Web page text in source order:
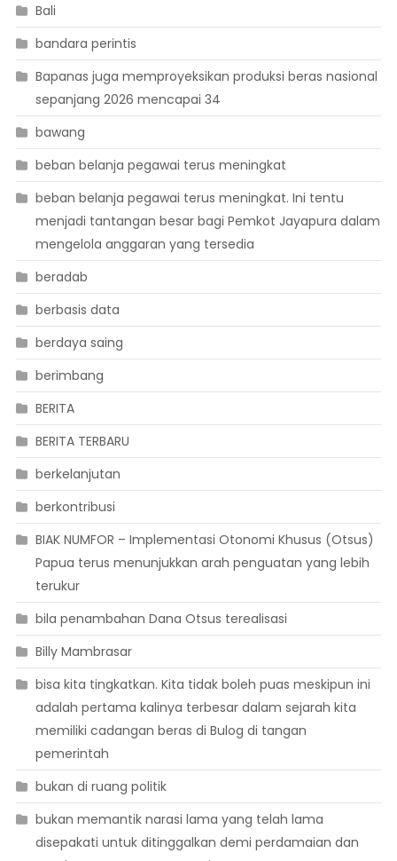
Bali
bandara perintis
Bapanas juga memproyeksikan produksi beras nasional
sepanjang 2026 mencapai 34
bawang
beban belanja pegawai terus meningkat
beban belanja pegawai terus meningkat. Ini tentu
menjadi tantangan besar bagi Pemkot Jayapura dalam
mengelola anggaran yang tersedia
beradab
berbasis data
berdaya saing
berimbang
BERITA
BERITA TERBARU
berkelanjutan
berkontribusi
BIAK NUMFOR – Implementasi Otonomi Khusus (Otsus)
Papua terus menunjukkan arah penguatan yang lebih
terukur
bila penambahan Dana Otsus terealisasi
Billy Mambrasar
bisa kita tingkatkan. Kita tidak boleh puas meskipun ini
adalah pertama kalinya terbesar dalam sejarah kita
memiliki cadangan beras di Bulog di tangan
pemerintah
bukan di ruang politik
bukan memantik narasi lama yang telah lama
disepakati untuk ditinggalkan demi perdamaian dan